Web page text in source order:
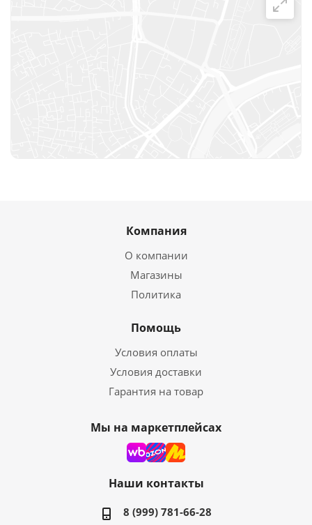
Компания
О компании
Магазины
Политика
Помощь
Условия оплаты
Условия доставки
Гарантия на товар
Мы на маркетплейсах
Наши контакты
8 (999) 781-66-28